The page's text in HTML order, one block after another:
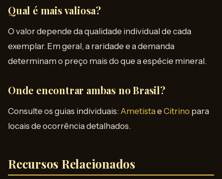
Qual é mais valiosa?
O valor depende da qualidade individual de cada
exemplar. Em geral, a raridade e a demanda
determinam o preço mais do que a espécie mineral.
Onde encontrar ambas no Brasil?
Consulte os guias individuais: Ametista e Citrino para
locais de ocorrência detalhados.
Recursos Relacionados